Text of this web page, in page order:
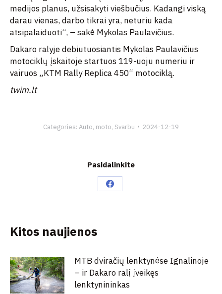
medijos planus, užsisakyti viešbučius. Kadangi viską
darau vienas, darbo tikrai yra, neturiu kada
atsipalaiduoti“, – sakė Mykolas Paulavičius.
Dakaro ralyje debiutuosiantis Mykolas Paulavičius
motociklų įskaitoje startuos 119-uoju numeriu ir
vairuos „KTM Rally Replica 450“ motociklą.
twim.lt
Categories: Auto, moto, Svarbu 2024-12-19
Pasidalinkite
Share
Kitos naujienos
MTB dviračių lenktynėse Ignalinoje
– ir Dakaro ralį įveikęs
lenktynininkas